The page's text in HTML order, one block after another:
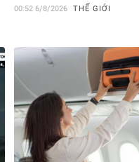
00:52 6/8/2026 THẾ GIỚI